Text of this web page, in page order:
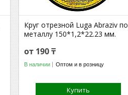
Круг отрезной Luga Abraziv по
металлу 150*1,2*22.23 мм.
от 190 ₸
В наличии Оптом и в розницу
Купить